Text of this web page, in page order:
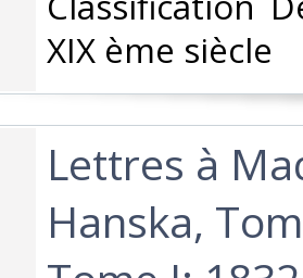
XIX ème siècle‎
‎Lettres à
Hanska,